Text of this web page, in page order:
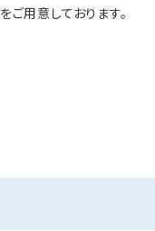
で見ることができます。
用意しております。